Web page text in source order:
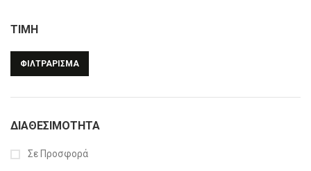
ΤΙΜΉ
ΦΙΛΤΡΆΡΙΣΜΑ
ΔΙΑΘΕΣΙΜΌΤΗΤΑ
Σε Προσφορά